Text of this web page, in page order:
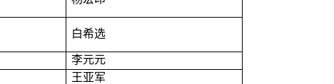
白希选
李元元
王亚军